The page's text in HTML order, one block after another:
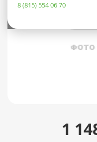
8 (815) 554 06 70
1